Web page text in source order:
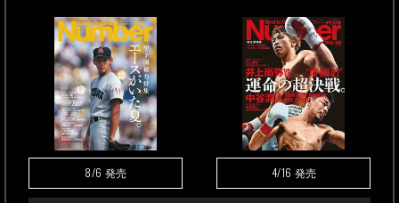
8/6 発売 4/16 発売